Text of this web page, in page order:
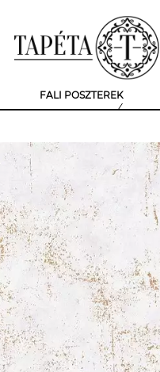
FALI POSZTEREK